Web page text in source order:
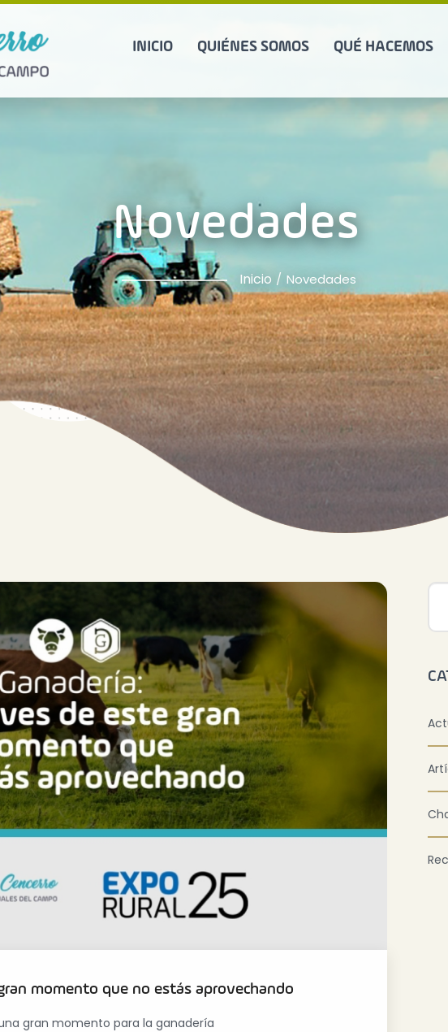
INICIO QUIÉNES SOMOS QUÉ HACEMOS
Novedades
Inicio Novedades
momento que no estás aprovechando
gran momento para la ganadería